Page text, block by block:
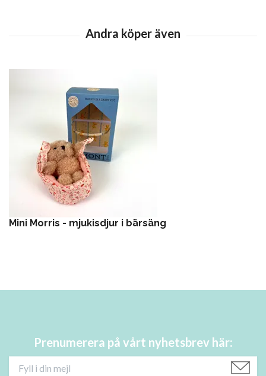
Mini Morris - mjukisdjur i bärsäng
Prenumerera på vårt nyhetsbrev här: